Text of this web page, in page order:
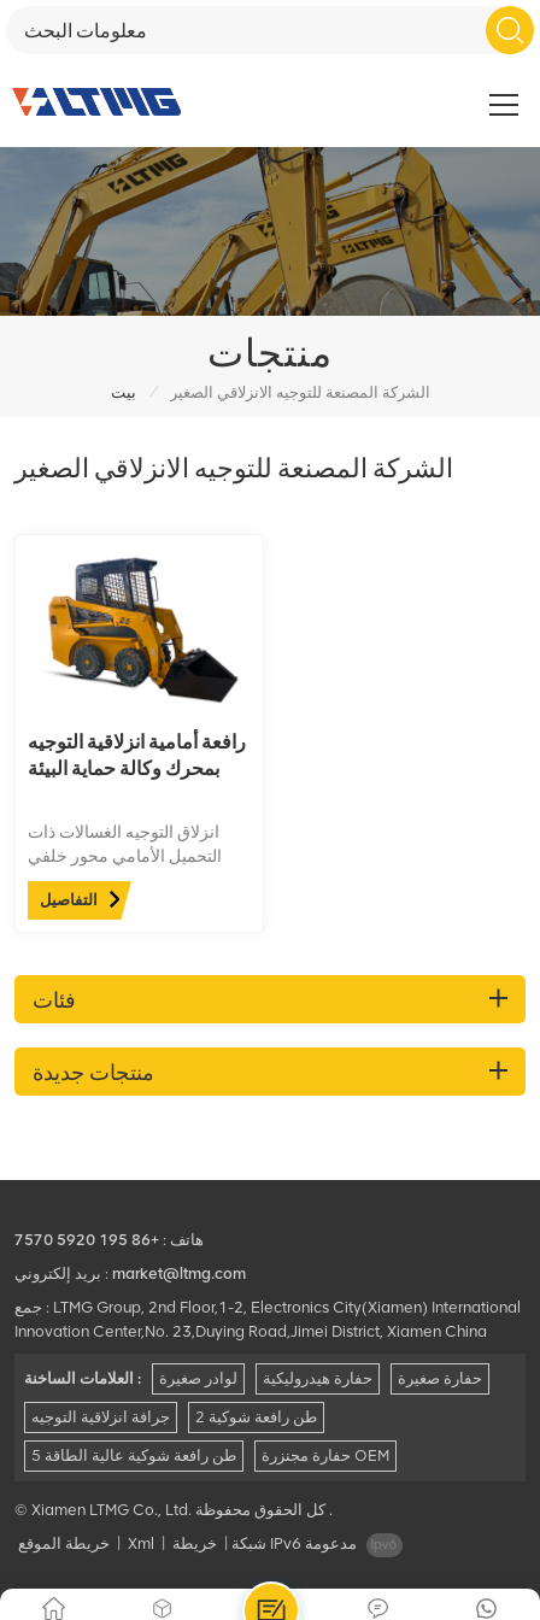
منتجات
بيت / الشركة المصنعة للتوجيه الانزلاقي الصغير
الشركة المصنعة للتوجيه الانزلاقي الصغير
رافعة أمامية انزلاقية التوجيه
بمحرك وكالة حماية البيئة
انزلاق التوجيه الغسالات ذات
التحميل الأمامي محور خلفي
بتصميم زاوية كبيرة، مساحة
الصيانة أكبر، الصيانة أكثر
FOPS/ROPS، مساحة القيادة
التفاصيل
فئات
منتجات جديدة
هاتف : +86 195 5920 7570
بريد إلكتروني : market@ltmg.com
جمع : LTMG Group, 2nd Floor,1-2, Electronics City(Xiamen) International
Innovation Center,No. 23,Duying Road,Jimei District, Xiamen China
العلامات الساخنة : لوادر صغيرة حفارة هيدروليكية حفارة صغيرة
جرافة انزلاقية التوجيه 2 طن رافعة شوكية
5 طن رافعة شوكية عالية الطاقة حفارة مجنزرة OEM
© Xiamen LTMG Co., Ltd. كل الحقوق محفوظة .
خريطة الموقع
Xml خريطة